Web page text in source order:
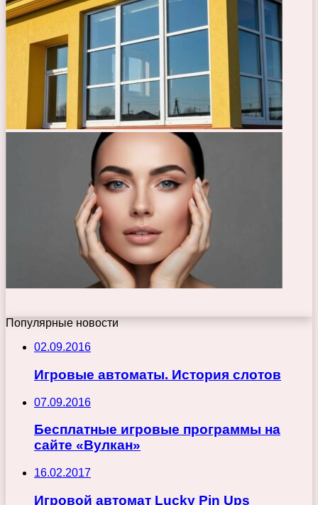
Популярные новости
02.09.2016
Игровые автоматы. История слотов
07.09.2016
Бесплатные игровые программы на
сайте «Вулкан»
16.02.2017
Игровой автомат Lucky Pin Ups